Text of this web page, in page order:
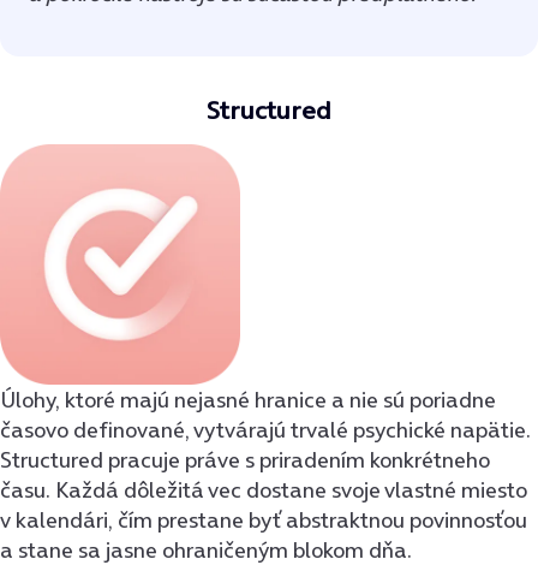
Structured
Úlohy, ktoré majú nejasné hranice a nie sú poriadne
časovo definované, vytvárajú trvalé psychické napätie.
Structured pracuje práve s priradením konkrétneho
času. Každá dôležitá vec dostane svoje vlastné miesto
v kalendári, čím prestane byť abstraktnou povinnosťou
a stane sa jasne ohraničeným blokom dňa.